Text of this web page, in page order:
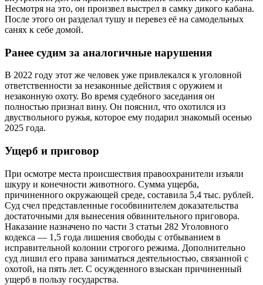
Несмотря на это, он произвел выстрел в самку дикого кабана.
После этого он разделал тушу и перевез её на самодельных
санях к себе домой.
Ранее судим за аналогичные нарушения
В 2022 году этот же человек уже привлекался к уголовной
ответственности за незаконные действия с оружием и
незаконную охоту. Во время судебного заседания он
полностью признал вину. Он пояснил, что охотился из
двуствольного ружья, которое ему подарил знакомый осенью
2025 года.
Ущерб и приговор
При осмотре места происшествия правоохранители изъяли
шкуру и конечности животного. Сумма ущерба,
причиненного окружающей среде, составила 5,4 тыс. рублей.
Суд счел представленные гособвинителем доказательства
достаточными для вынесения обвинительного приговора.
Наказание назначено по части 3 статьи 282 Уголовного
кодекса — 1,5 года лишения свободы с отбыванием в
исправительной колонии строгого режима. Дополнительно
суд лишил его права заниматься деятельностью, связанной с
охотой, на пять лет. С осужденного взыскан причиненный
ущерб в пользу государства.